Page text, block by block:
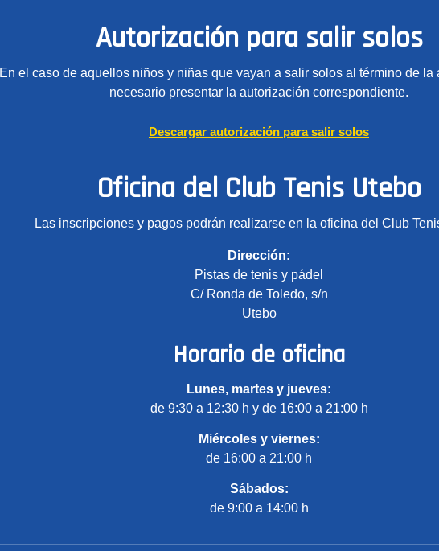
Autorización para salir solos
En el caso de aquellos niños y niñas que vayan a salir solos al término de la
necesario presentar la autorización correspondiente.
Descargar autorización para salir solos
Oficina del Club Tenis Utebo
Las inscripciones y pagos podrán realizarse en la oficina del Club
Dirección:
Pistas de tenis y pádel
C/ Ronda de Toledo, s/n
Utebo
Horario de oficina
Lunes, martes y jueves:
de 9:30 a 12:30 h y de 16:00 a 21:00 h
Miércoles y viernes:
de 16:00 a 21:00 h
Sábados:
de 9:00 a 14:00 h